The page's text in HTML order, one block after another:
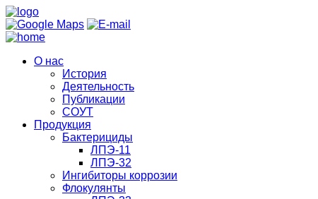
О нас
История
Деятельность
Публикации
СОУТ
Продукция
Бактерициды
ЛПЭ-11
ЛПЭ-32
Ингибиторы коррозии
Флокулянты